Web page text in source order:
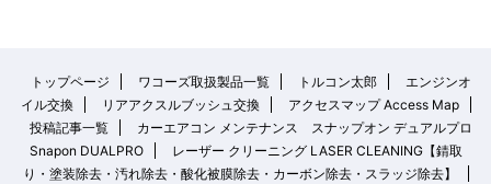
トップページ ワコーズ取扱製品一覧 トルコン太郎
エンジンオ
イル交換
リアアクスルブッシュ交換
アクセスマップ Access Map
投稿記事一覧
カーエアコン メンテナンス スナップオン デュアルプロ
Snapon DUALPRO
レーザー クリーニング LASER CLEANING【錆取
り・塗装除去・汚れ除去・酸化被膜除去・カーボン除去・スラッジ除去】